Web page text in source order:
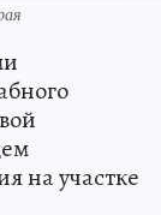
на участке